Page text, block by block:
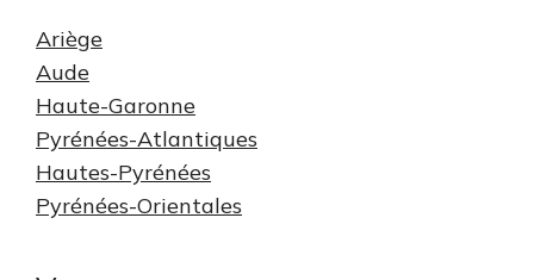
Ariège
Aude
Haute-Garonne
Pyrénées-Atlantiques
Hautes-Pyrénées
Pyrénées-Orientales